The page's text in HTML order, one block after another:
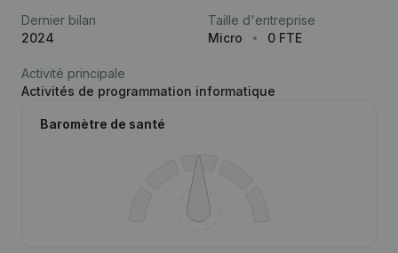
Dernier bilan
2024
Taille d'entreprise
Micro
0 FTE
Activité principale
Activités de programmation informatique
Baromètre de santé